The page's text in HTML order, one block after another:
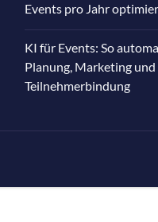
Events pro Jahr
KI für Events: So
Planung, Marketing und
Teilnehmerbindung